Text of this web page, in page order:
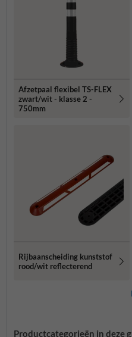
Afzetpaal flexibel TS-FLEX
zwart/wit - klasse 2 -
750mm
Rijbaanscheiding kunststof
rood/wit reflecterend
Productcategorieën in deze